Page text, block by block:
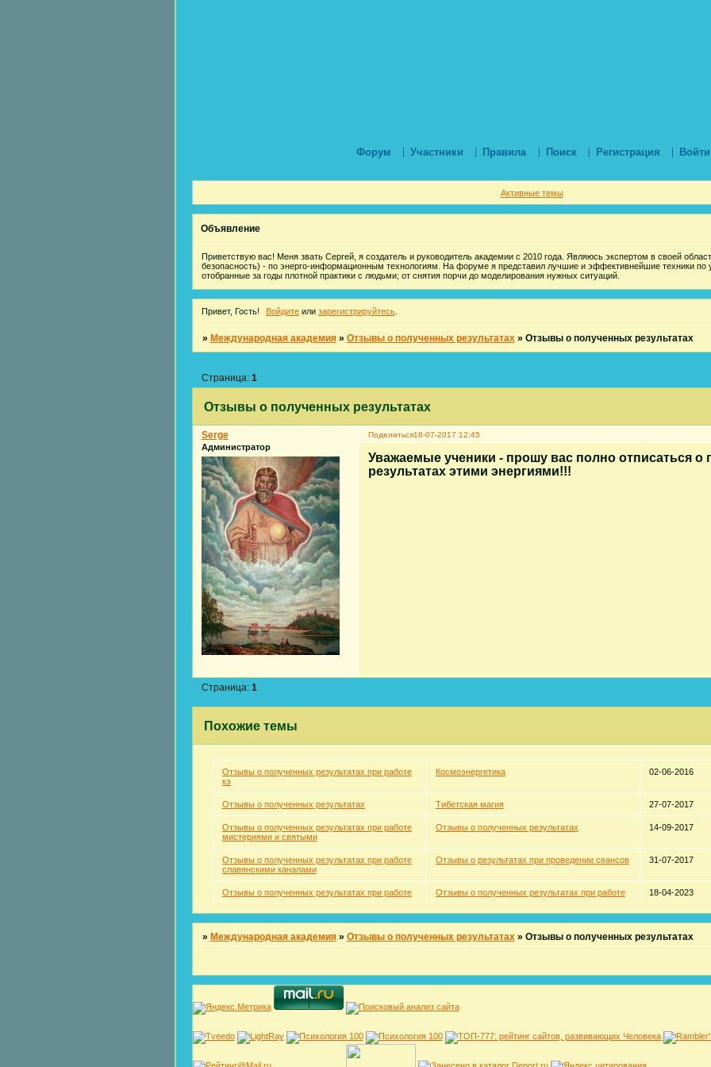
Форум Участники Правила Поиск Регистрация Войти
Активные темы
Объявление
Приветствую вас! Меня звать Сергей, я создатель и руководитель академии с 2010 года. Являюсь экспертом в своей
безопасность) - по энерго-информационным технологиям. На форуме я представил лучшие и эффективнейшие техники по
отобранные за годы плотной практики с людьми; от снятия порчи до моделирования нужных ситуаций.
Привет, Гость! Войдите или зарегистрируйтесь
» Международная академия » Отзывы о полученных результатах » Отзывы о полученных результатах
Отзывы о полученных результатах
Страница: 1
Поделиться18-07-2017 12:45
Serge
Администратор
Уважаемые ученики - прошу вас полно отписаться о
результатах этими энергиями!!!
Страница: 1
Похожие темы
Отзывы о полученных результатах при работе
кэ
Космоэнергетика 02-06-2016
Отзывы о полученных результатах Тибетская магия 27-07-2017
Отзывы о полученных результатах при работе
мистериями и святыми
Отзывы о полученных результатах 14-09-2017
Отзывы о полученных результатах при работе
славянскими каналами
Отзывы о результатах при проведении сеансов 31-07-2017
Отзывы о полученных результатах при работе Отзывы о полученных результатах при работе 18-04-2023
» Международная академия » Отзывы о полученных результатах » Отзывы о полученных результатах